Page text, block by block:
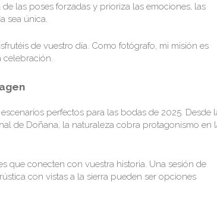
las poses forzadas y prioriza las emociones, las
sea única.
de vuestro día. Como fotógrafo, mi misión es
perfectos para las bodas de 2025. Desde
de Doñana, la naturaleza cobra protagonismo en
que conecten con vuestra historia. Una sesión de
con vistas a la sierra pueden ser opciones